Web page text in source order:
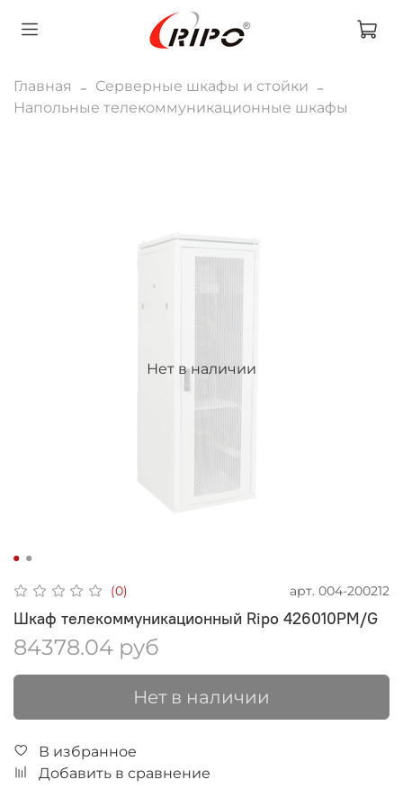
Главная
Серверные шкафы и стойки
Напольные телекоммуникационные шкафы
Нет в наличии
(0) арт. 004-200212
Шкаф телекоммуникационный Ripo 426010PM/G
84378.04 руб
Нет в наличии
В избранное
Добавить в сравнение